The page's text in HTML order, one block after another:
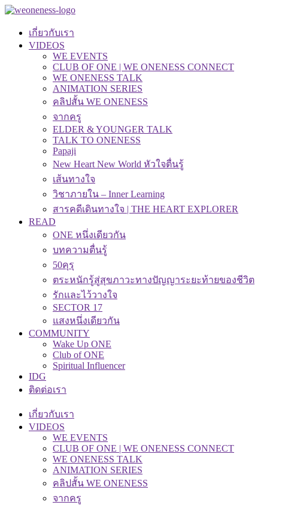
เกี่ยวกับเรา
VIDEOS
WE EVENTS
CLUB OF ONE | WE ONENESS CONNECT
WE ONENESS TALK
ANIMATION SERIES
คลิปสั้น WE ONENESS
จากครู
ELDER & YOUNGER TALK
TALK TO ONENESS
Papaji
New Heart New World หัวใจตื่นรู้
เส้นทางใจ
วิชาภายใน – Inner Learning
สารคดีเดินทางใจ | THE HEART EXPLORER
READ
ONE หนึ่งเดียวกัน
บทความตื่นรู้
50คุรุ
ตระหนักรู้สู่สุขภาวะทางปัญญาระยะท้ายของชีวิต
รักและไว้วางใจ
SECTOR 17
แสงหนึ่งเดียวกัน
COMMUNITY
Wake Up ONE
Club of ONE
Spiritual Influencer
IDG
ติดต่อเรา
เกี่ยวกับเรา
VIDEOS
WE EVENTS
CLUB OF ONE | WE ONENESS CONNECT
WE ONENESS TALK
ANIMATION SERIES
คลิปสั้น WE ONENESS
จากครู